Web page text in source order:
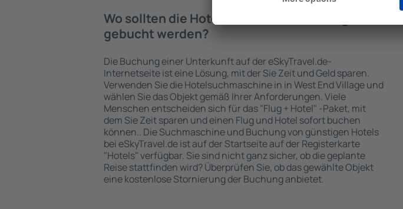
Wo sollten die Hotels in in West End Village
gebucht werden?
Die Buchung einer Unterkunft auf der eSkyTravel.de-
Internetseite ist eine Lösung, mit der Sie Zeit und Geld sparen.
Verwenden Sie die Hotelsuchmaschine in in West End Village und
wählen Sie das Objekt gemäß Ihrer Anforderungen. Viele
Menschen entscheiden sich für das "Flug + Hotel" -Paket, mit
dem Sie Zeit sparen und einen Flug und Hotel sofort buchen
können.. Die Suchmaschine und Buchung von günstigen Hotels
bei eSkyTravel.de ist auf der Startseite auf der Registerkarte
"Hotels" verfügbar. Sie sind nicht ganz sicher, ob die geplante
Reise stattfinden wird? Überprüfen Sie, ob das gewählte Objekt
eine kostenlose Stornierung der Buchung anbietet.